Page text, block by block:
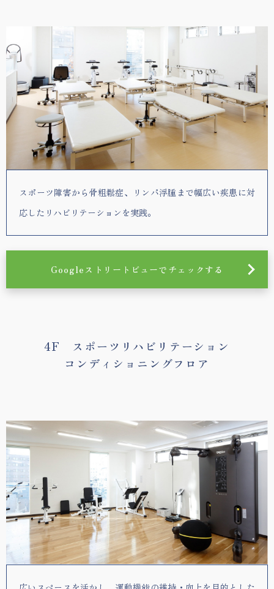
スポーツ障害から骨粗鬆症、リンパ浮腫まで幅広い疾患に対
応したリハビリテーションを実践。
Googleストリートビューでチェックする
4F スポーツリハビリテーション
コンディショニングフロア